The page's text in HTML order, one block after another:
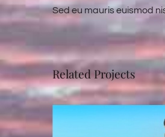
Sed eu mauris euismod
Related Projects